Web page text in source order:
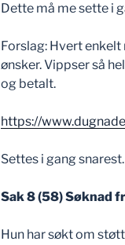
Dette må me sette i
Forslag: Hvert
ønsker. Vippser så
og betalt.
https://
Settes i gang snarest.
Sak 8 (58) Søknad
Hun har søkt om